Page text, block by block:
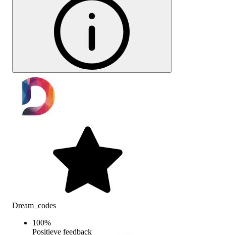
Dream_codes
100%
Positieve feedback